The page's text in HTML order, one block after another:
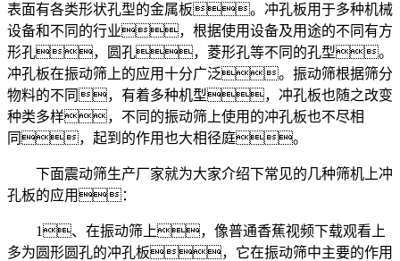
表面有各类形状孔型的金属板。冲孔板用于多种机械
设备和不同的行业，根据使用设备及用途的不同有方
形孔，圆孔，菱形孔等不同的孔型。
冲孔板在振动筛上的应用十分广泛。振动筛根据筛分
物料的不同，有着多种机型，冲孔板也随之改变
种类多样，不同的振动筛上使用的冲孔板也不尽相
同，起到的作用也大相径庭。
下面震动筛生产厂家就为大家介绍下常见的几种筛机上冲
孔板的应用：
1、在振动筛上，像普通香蕉视频下载观看上
多为圆形圆孔的冲孔板，它在振动筛中主要的作用